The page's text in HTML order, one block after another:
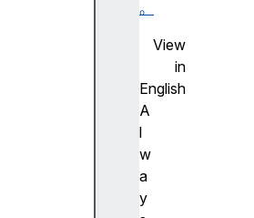
。
View
in
English
A
l
w
a
y